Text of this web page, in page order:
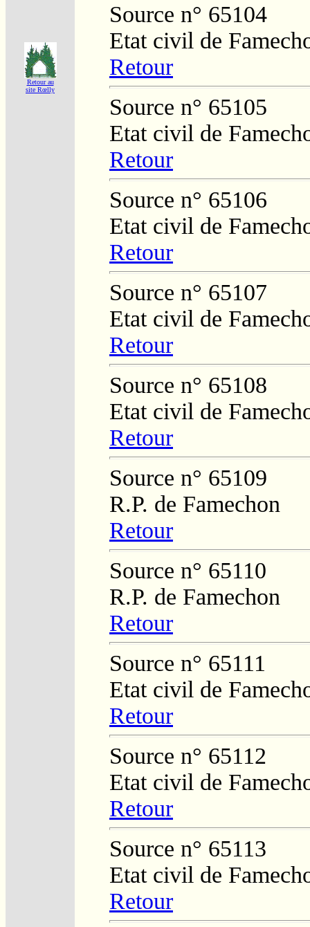
Retour au
site Rœlly
Source n° 65104
Etat civil de
Retour
Source n° 65105
Etat civil de
Retour
Source n° 65106
Etat civil de
Retour
Source n° 65107
Etat civil de
Retour
Source n° 65108
Etat civil de
Retour
Source n° 65109
R.P. de Famechon
Retour
Source n° 65110
R.P. de Famechon
Retour
Source n° 65111
Etat civil de
Retour
Source n° 65112
Etat civil de
Retour
Source n° 65113
Etat civil de
Retour